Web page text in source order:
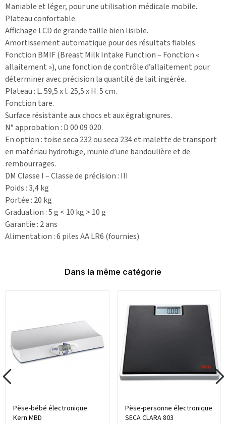
Maniable et léger, pour une utilisation médicale mobile.
Plateau confortable.
Affichage LCD de grande taille bien lisible.
Amortissement automatique pour des résultats fiables.
Fonction BMIF (Breast Milk Intake Function – Fonction «
allaitement »), une fonction de contrôle d’allaitement pour
déterminer avec précision la quantité de lait ingérée.
Plateau : L. 59,5 x l. 25,5 x H. 5 cm.
Fonction tare.
Surface résistante aux chocs et aux égratignures.
N° approbation : D 00 09 020.
En option : toise seca 232 ou seca 234 et malette de transport
en matériau hydrofuge, munie d’une bandoulière et de
rembourrages.
DM Classe I – Classe de précision : III
Poids : 3,4 kg
Portée : 20 kg
Graduation : 5 g < 10 kg > 10 g
Garantie : 2 ans
Alimentation : 6 piles AA LR6 (fournies).
Dans la même catégorie
Pèse-bébé électronique
Kern MBD
Pèse-personne électronique
SECA CLARA 803